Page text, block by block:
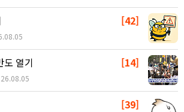
[42]
[14]
도 열기
[39]